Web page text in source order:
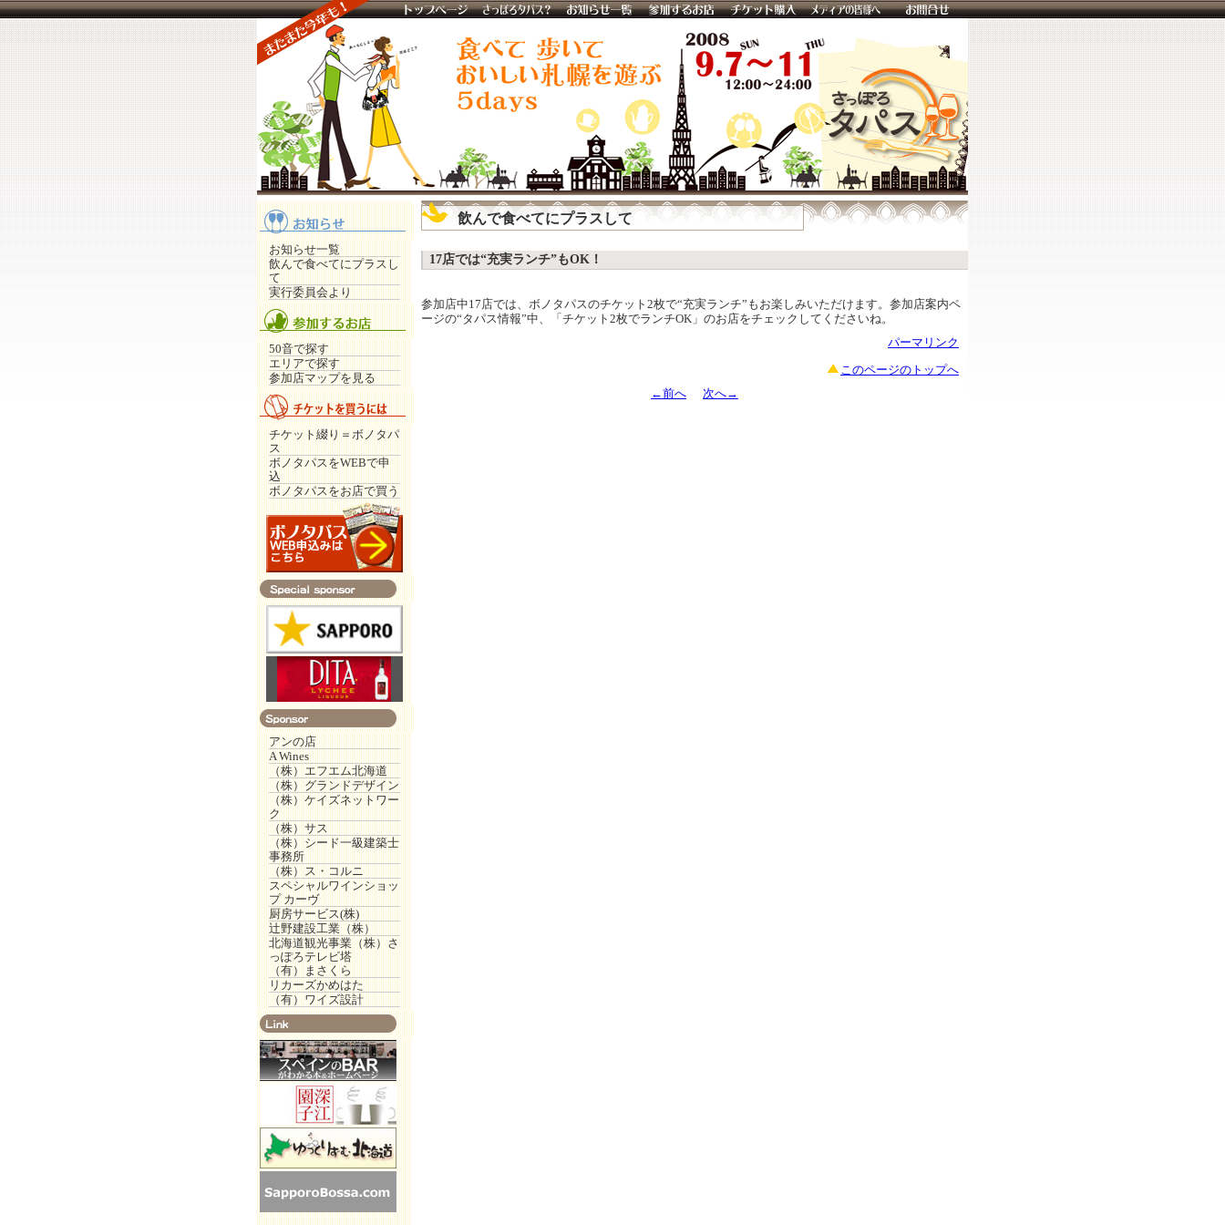
お知らせ一覧
飲んで食べてにプラスし
て
実行委員会より
50音で探す
エリアで探す
参加店マップを見る
チケット綴り＝ボノタパ
ス
ボノタパスをWEBで申
込
ボノタパスをお店で買う
アンの店
A Wines
（株）エフエム北海道
（株）グランドデザイン
（株）ケイズネットワー
ク
（株）サス
（株）シード一級建築士
事務所
（株）ス・コルニ
スペシャルワインショッ
プ カーヴ
厨房サービス(株)
辻野建設工業（株）
北海道観光事業（株）さ
っぽろテレビ塔
（有）まさくら
リカーズかめはた
（有）ワイズ設計
飲んで食べてにプラスして
17店では“充実ランチ”もOK！
参加店中17店では、ボノタパスのチケット2枚で“充実ランチ”もお楽しみいただけます。参加店案内ペ
ージの“タパス情報”中、「チケット2枚でランチOK」のお店をチェックしてくださいね。
パーマリンク
このページのトップへ
←前へ
次へ→